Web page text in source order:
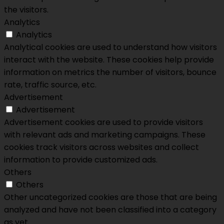
the visitors.
Analytics
Analytics
Analytical cookies are used to understand how visitors
interact with the website. These cookies help provide
information on metrics the number of visitors, bounce
rate, traffic source, etc.
Advertisement
Advertisement
Advertisement cookies are used to provide visitors
with relevant ads and marketing campaigns. These
cookies track visitors across websites and collect
information to provide customized ads.
Others
Others
Other uncategorized cookies are those that are being
analyzed and have not been classified into a category